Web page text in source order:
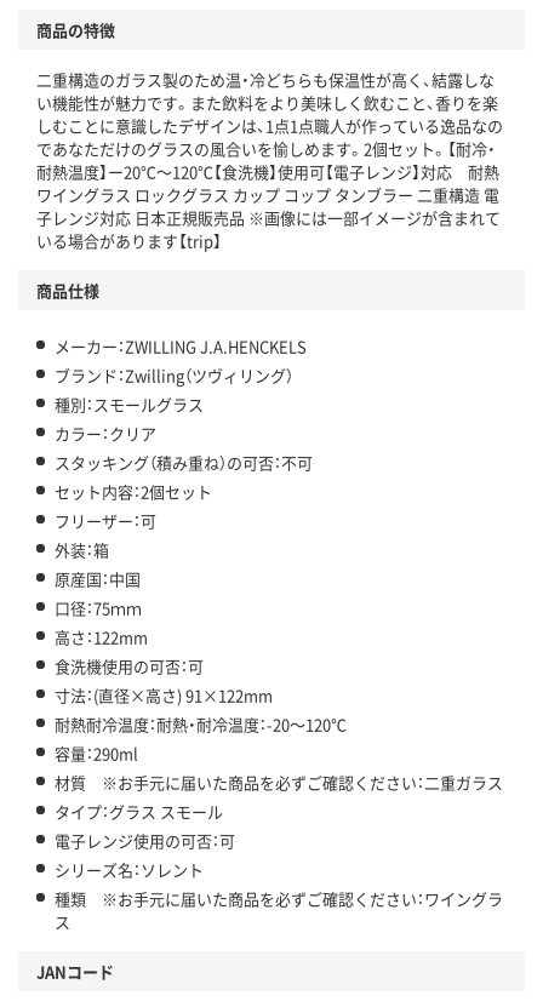
商品の特徴
二重構造のガラス製のため温・冷どちらも保温性が高く、結露しな
い機能性が魅力です。また飲料をより美味しく飲むこと、香りを楽
しむことに意識したデザインは、1点1点職人が作っている逸品なの
であなただけのグラスの風合いを愉しめます。2個セット。【耐冷・
耐熱温度】ー20℃～120℃【食洗機】使用可【電子レンジ】対応 耐熱
ワイングラス ロックグラス カップ コップ タンブラー 二重構造 電
子レンジ対応 日本正規販売品 ※画像には一部イメージが含まれて
いる場合があります【trip】
商品仕様
メーカー：ZWILLING J.A.HENCKELS
ブランド：Zwilling（ツヴィリング）
種別：スモールグラス
カラー：クリア
スタッキング（積み重ね）の可否：不可
セット内容：2個セット
フリーザー：可
外装：箱
原産国：中国
口径：75ｍｍ
高さ：122mm
食洗機使用の可否：可
寸法：(直径×高さ) 91×122mm
耐熱耐冷温度：耐熱・耐冷温度：-20～120℃
容量：290ml
材質 ※お手元に届いた商品を必ずご確認ください：二重ガラス
タイプ：グラス スモール
電子レンジ使用の可否：可
シリーズ名：ソレント
種類 ※お手元に届いた商品を必ずご確認ください：ワイングラ
ス
JANコード